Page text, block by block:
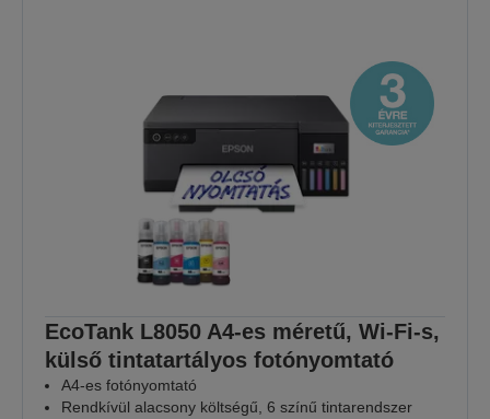
EcoTank L8050 A4-es méretű, Wi-Fi-s,
külső tintatartályos fotónyomtató
A4-es fotónyomtató
Rendkívül alacsony költségű, 6 színű tintarendszer